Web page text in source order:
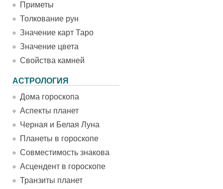
Приметы
Толкование рун
Значение карт Таро
Значение цвета
Свойства камней
АСТРОЛОГИЯ
Дома гороскопа
Аспекты планет
Черная и Белая Луна
Планеты в гороскопе
Совместимость знакова
Асцендент в гороскопе
Транзиты планет